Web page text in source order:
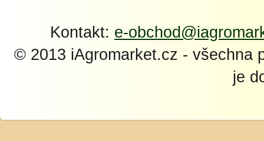
Kontakt: e-
© 2013 iAgromarket.cz - všechna
je